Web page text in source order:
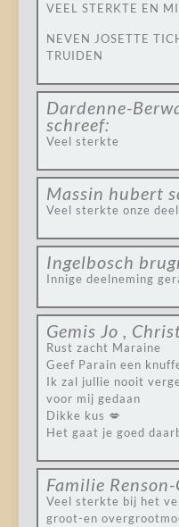
VEEL STERKTE EN
NEVEN JOSETTE
TRUIDEN
Dardenne-
schreef:
Veel sterkte
Massin hubert
Veel sterkte onze
Ingelbosch
Innige deelneming
Gemis Jo ,
Rust zacht Maraine
Geef Parain een
Ik zal jullie nooit
voor mij gedaan
Dikke kus 💋
Het gaat je goed
Familie
Veel sterkte bij het
groot-en